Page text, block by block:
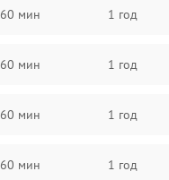
60 мин 1 год
60 мин 1 год
60 мин 1 год
60 мин 1 год